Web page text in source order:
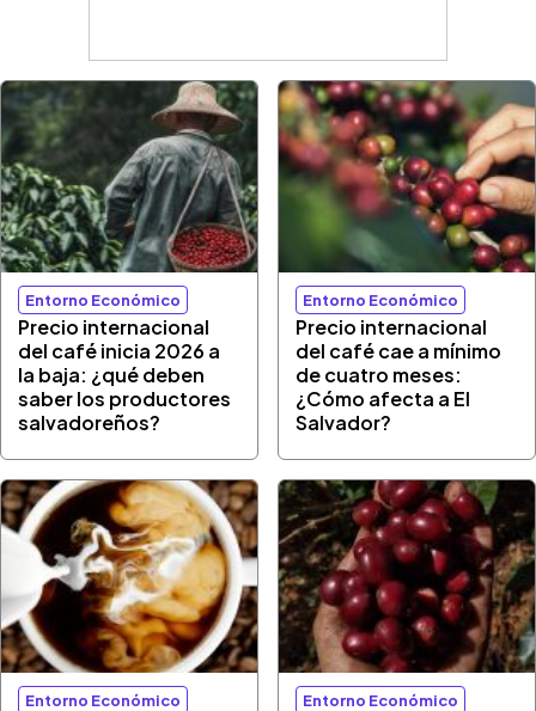
Entorno Económico
Precio internacional
del café inicia 2026 a
la baja: ¿qué deben
saber los productores
salvadoreños?
Entorno Económico
Precio internacional
del café cae a mínimo
de cuatro meses:
¿Cómo afecta a El
Salvador?
Entorno Económico Entorno Económico